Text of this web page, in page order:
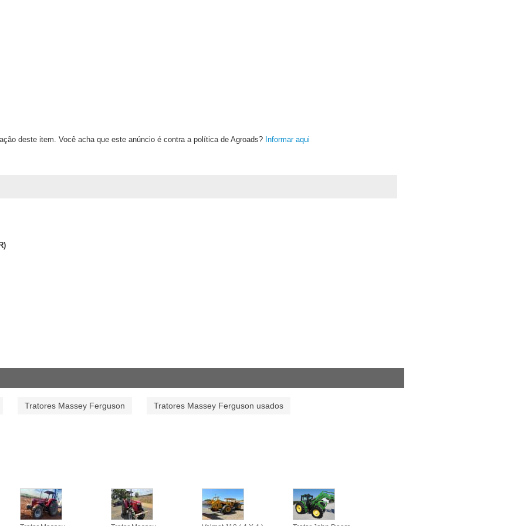
deste item. Você acha que este anúncio é contra a política de Agroads? Informar aqui
Tratores Massey Ferguson Tratores Massey Ferguson usados